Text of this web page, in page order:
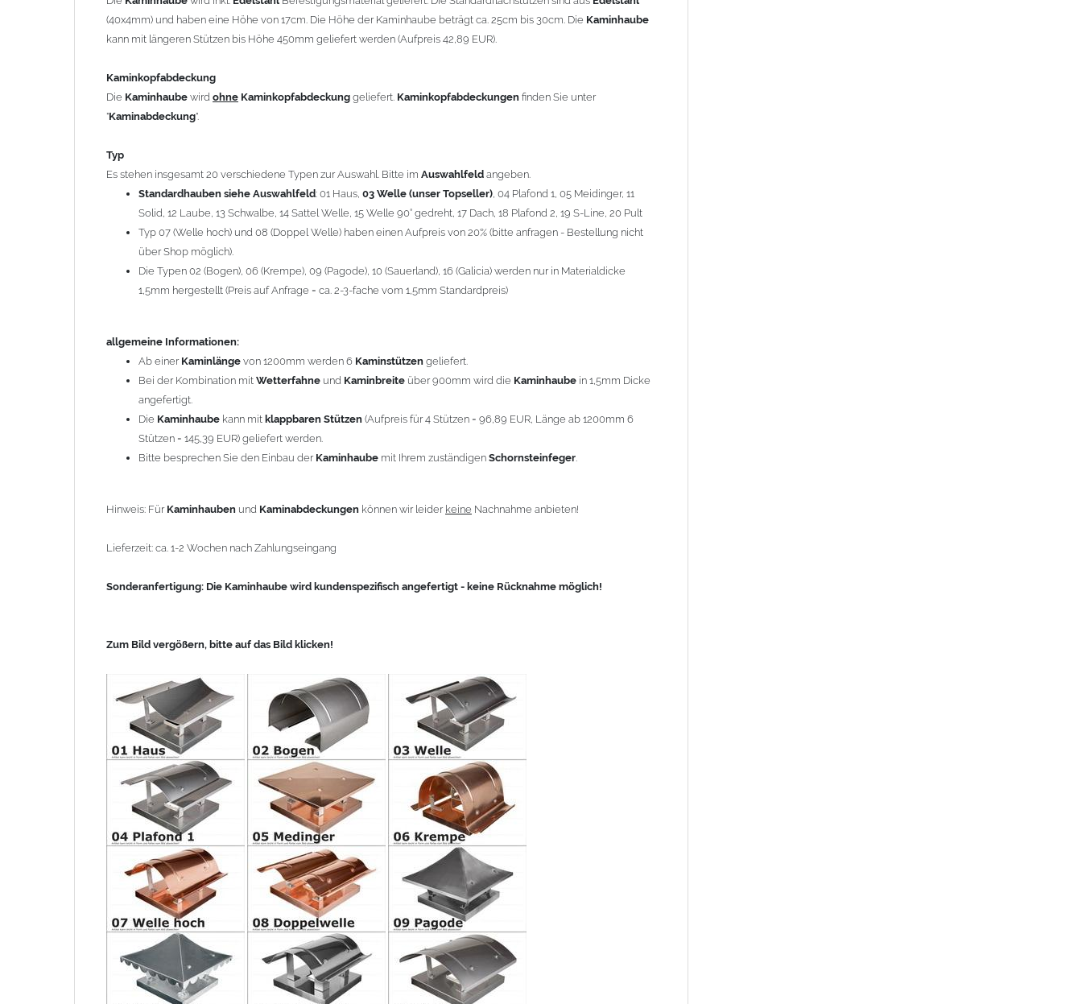
hergestellt (Preis auf Anfrage = ca. 2-3-fache vom 1,5mm Standardpreis)
Ab einerKaminlänge
Bei der Kombination mitWetterfahneundKaminbreite über 900mm wird dieKaminhaubein 1,5mm Dicke
angefertigt.
= 145,39 EUR) geliefert werden.
Bitte besprechen Sie den Einbau derKaminhaubemit Ihrem zuständigenSchornsteinfeger
Zum Bild vergößern, bitte auf das Bild klicken!
(40x4mm) und haben eine Höhe von 17cm. Die Höhe der Kaminhaube beträgt ca. 25cm bis 30cm. Die Kaminhaube
kann mit längeren Stützen bis Höhe 450mm geliefert werden (Aufpreis 42,89 EUR).
Kaminkopfabdeckung
Die Kaminhaube wird ohne Kaminkopfabdeckung geliefert. Kaminkopfabdeckungen finden Sie unter
"Kaminabdeckung".
Typ
Es stehen insgesamt 20 verschiedene Typen zur Auswahl. Bitte im Auswahlfeld angeben.
Standardhauben siehe Auswahlfeld: 01 Haus, 03 Welle (unser Topseller) , 04 Plafond 1, 05 Meidinger, 11
Solid, 12 Laube, 13 Schwalbe, 14 Sattel Welle, 15 Welle 90° gedreht, 17 Dach, 18 Plafond 2, 19 S-Line, 20 Pult
Typ 07 (Welle hoch) und 08 (Doppel Welle) haben einen Aufpreis von 20% (bitte anfragen - Bestellung nicht
über Shop möglich).
Die Typen 02 (Bogen), 06 (Krempe), 09 (Pagode), 10 (Sauerland), 16 (Galicia) werden nur in Materialdicke
1,5mm hergestellt (Preis auf Anfrage = ca. 2-3-fache vom 1,5mm Standardpreis)
allgemeine Informationen:
Ab einer Kaminlänge von 1200mm werden 6 Kaminstützen geliefert.
Bei der Kombination mit Wetterfahne und Kaminbreite über 900mm wird die Kaminhaube in 1,5mm Dicke
angefertigt.
Die Kaminhaube kann mit klappbaren Stützen (Aufpreis für 4 Stützen = 96,89 EUR, Länge ab 1200mm 6
Stützen = 145,39 EUR) geliefert werden.
Bitte besprechen Sie den Einbau der Kaminhaube mit Ihrem zuständigen Schornsteinfeger
Hinweis: Für Kaminhauben und Kaminabdeckungen können wir leider keine Nachnahme anbieten!
Lieferzeit: ca. 1-2 Wochen nach Zahlungseingang
Sonderanfertigung: Die Kaminhaube wird kundenspezifisch angefertigt - keine Rücknahme möglich!
Zum Bild vergößern, bitte auf das Bild klicken!